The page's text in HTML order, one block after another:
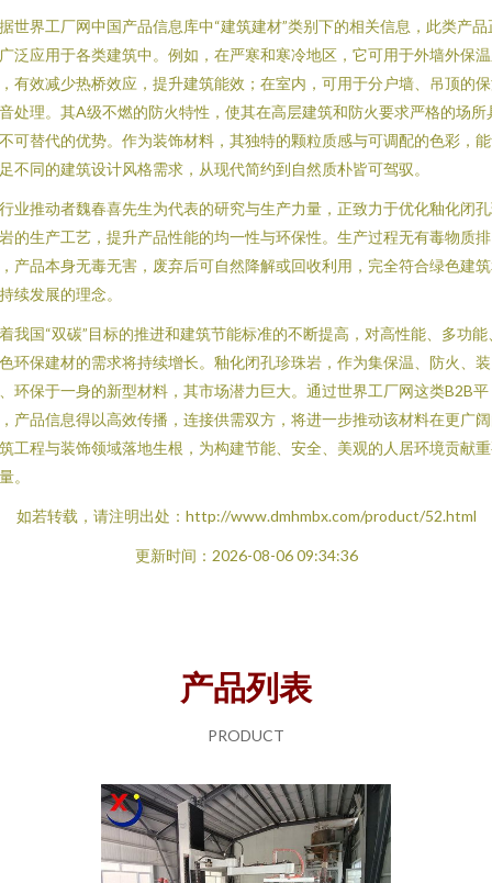
世界工厂网中国产品信息库中“建筑建材”类别下的相关信息，此类产品
泛应用于各类建筑中。例如，在严寒和寒冷地区，它可用于外墙外保
有效减少热桥效应，提升建筑能效；在室内，可用于分户墙、吊顶的
处理。其A级不燃的防火特性，使其在高层建筑和防火要求严格的场所
可替代的优势。作为装饰材料，其独特的颗粒质感与可调配的色彩，
不同的建筑设计风格需求，从现代简约到自然质朴皆可驾驭。
业推动者魏春喜先生为代表的研究与生产力量，正致力于优化釉化闭
的生产工艺，提升产品性能的均一性与环保性。生产过程无有毒物质排
产品本身无毒无害，废弃后可自然降解或回收利用，完全符合绿色建
续发展的理念。
我国“双碳”目标的推进和建筑节能标准的不断提高，对高性能、多功能
环保建材的需求将持续增长。釉化闭孔珍珠岩，作为集保温、防火、装
环保于一身的新型材料，其市场潜力巨大。通过世界工厂网这类B2B平
产品信息得以高效传播，连接供需双方，将进一步推动该材料在更广
工程与装饰领域落地生根，为构建节能、安全、美观的人居环境贡献
。
如若转载，请注明出处：http://www.dmhmbx.com/product/52.html
更新时间：2026-08-06 09:34:36
产品列表
PRODUCT